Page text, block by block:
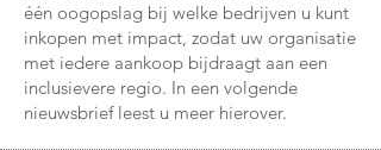
één oogopslag bij welke bedrijven u kunt
inkopen met impact, zodat uw organisatie
met iedere aankoop bijdraagt aan een
inclusievere regio. In een volgende
nieuwsbrief leest u meer hierover.